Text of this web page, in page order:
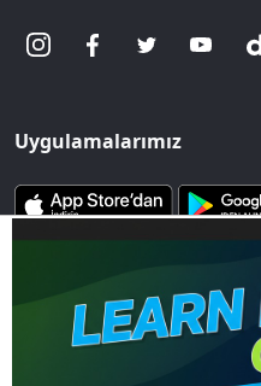
Uygulamalarımız
www.sozcu.com.tr internet
fotoğrafların her türlü telif
aittir. İzin alınmadan, kaynak